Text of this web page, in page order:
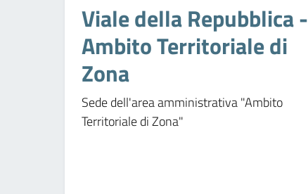
Viale della Repubblica -
Ambito Territoriale di
Zona
Sede dell'area amministrativa "Ambito
Territoriale di Zona"